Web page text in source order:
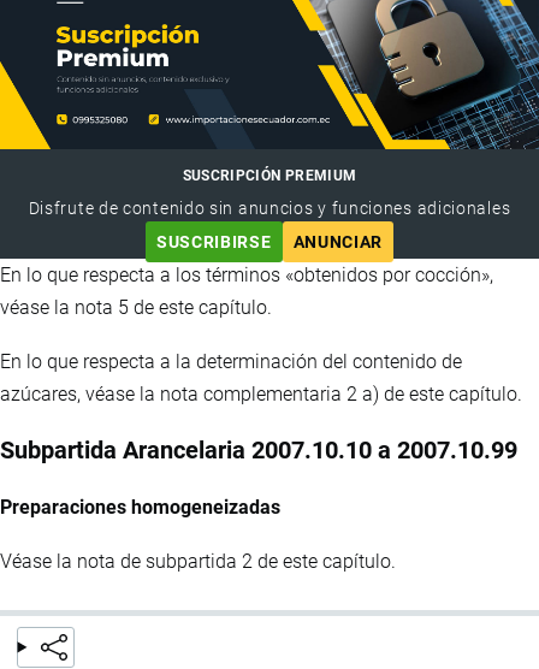
SUSCRIPCIÓN PREMIUM
Disfrute de contenido sin anuncios y funciones adicionales
SUSCRIBIRSE
ANUNCIAR
En lo que respecta a los términos «obtenidos por cocción»,
véase la nota 5 de este capítulo.
En lo que respecta a la determinación del contenido de
azúcares, véase la nota complementaria 2 a) de este capítulo.
Subpartida Arancelaria 2007.10.10 a 2007.10.99
Preparaciones homogeneizadas
Véase la nota de subpartida 2 de este capítulo.